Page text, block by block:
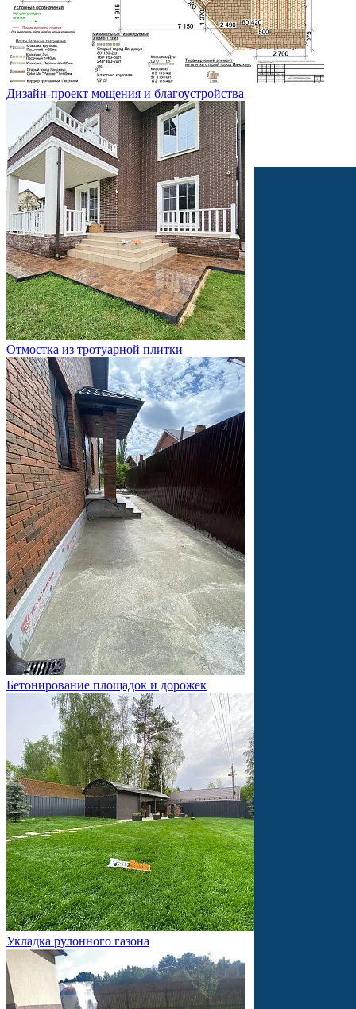
Дизайн-проект мощения и благоустройства
Отмостка из тротуарной плитки
Бетонирование площадок и дорожек
Укладка рулонного газона